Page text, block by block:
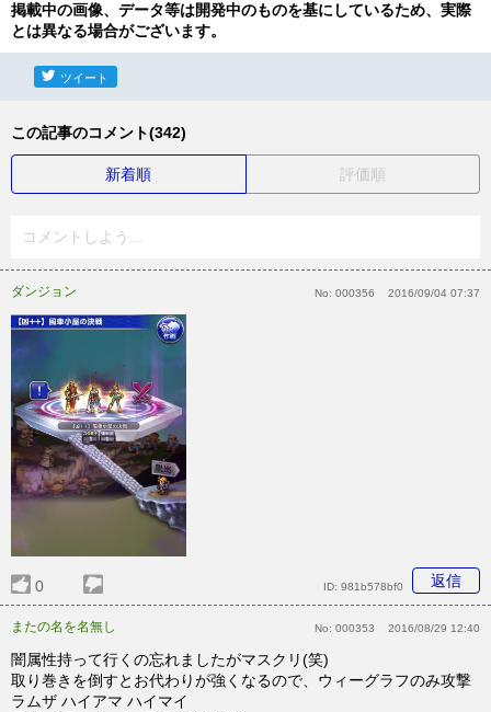
掲載中の画像、データ等は開発中のものを基にしているため、実際
とは異なる場合がございます。
ツイート
この記事のコメント(342)
新着順 評価順
コメントしよう...
ダンジョン No: 000356 2016/09/04 07:37
0 返信
ID: 981b578bf0
またの名を名無し No: 000353 2016/08/29 12:40
闇属性持って行くの忘れましたがマスクリ(笑)
取り巻きを倒すとお代わりが強くなるので、ウィーグラフのみ攻撃
ラムザ ハイアマ ハイマイ